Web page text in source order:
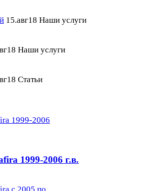
15.авг18 Наши услуги
Наши услуги
Статьи
1999-2006 г.в.